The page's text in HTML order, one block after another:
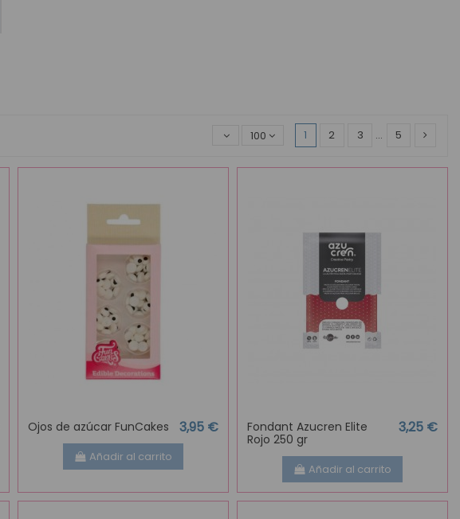
100 1 2 3 … 5
Ojos de azúcar FunCakes 3,95 €
Añadir al carrito
Fondant Azucren Elite
Rojo 250 gr
3,25 €
Añadir al carrito